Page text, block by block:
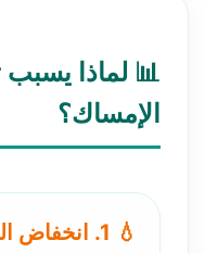
📊 لماذا يسبب
الإمساك؟
💧 1.